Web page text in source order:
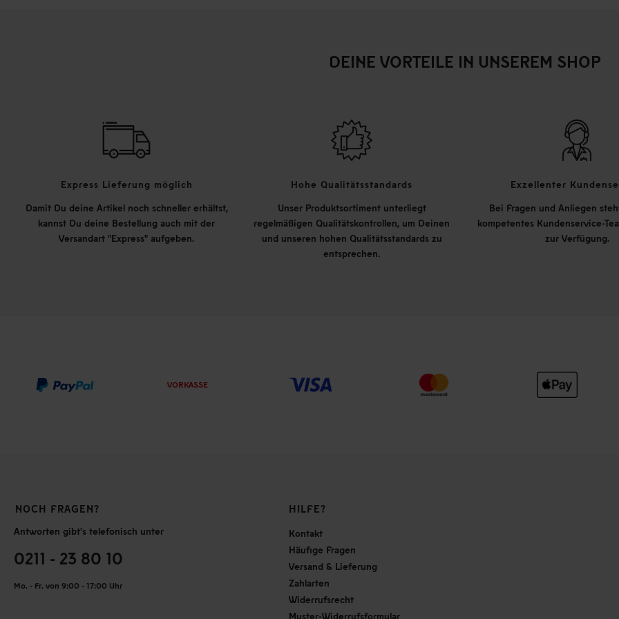
DEINE VORTEILE IN UNSEREM SHOP
Express Lieferung möglich
Damit Du deine Artikel noch schneller erhältst,
kannst Du deine Bestellung auch mit der
Versandart "Express" aufgeben.
Hohe Qualitätsstandards
Unser Produktsortiment unterliegt
regelmäßigen Qualitätskontrollen, um Deinen
und unseren hohen Qualitätsstandards zu
entsprechen.
Exzellenter
Bei Fragen und Anliegen
kompetentes Kundenservice-
zur Verfügung.
VORKASSE
NOCH FRAGEN?
Antworten gibt's telefonisch unter
0211 - 23 80 10
Mo. - Fr. von 9:00 - 17:00 Uhr
HILFE?
Kontakt
Häufige Fragen
Versand & Lieferung
Zahlarten
Widerrufsrecht
Muster-Widerrufsformular